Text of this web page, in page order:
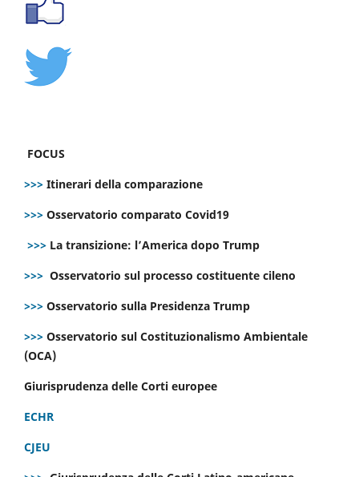
FOCUS
>>> Itinerari della comparazione
>>> Osservatorio comparato Covid19
>>> La transizione: l’America dopo Trump
>>> Osservatorio sul processo costituente cileno
>>> Osservatorio sulla Presidenza Trump
>>> Osservatorio sul Costituzionalismo Ambientale
(OCA)
Giurisprudenza delle Corti europee
ECHR
CJEU